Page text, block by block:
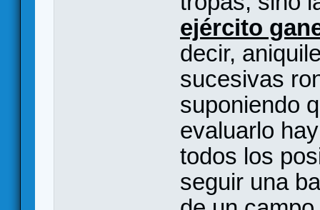
ejército
decir,
sucesivas
suponiendo
evaluarlo
todos los
seguir una